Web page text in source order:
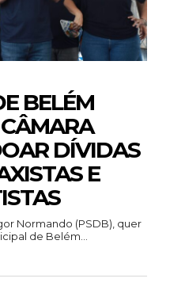
BELÉM
DÍVIDAS
E
Normando (PSDB), quer
de Belém...